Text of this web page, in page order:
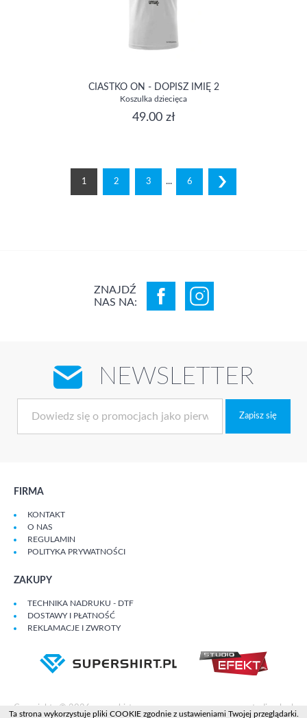
CIASTKO ON - DOPISZ IMIĘ 2
Koszulka dziecięca
49.00 zł
1 2 3 ... 6
ZNAJDŹ
NAS NA:
NEWSLETTER
Zapisz się
FIRMA
KONTAKT
O NAS
REGULAMIN
POLITYKA PRYWATNOŚCI
ZAKUPY
TECHNIKA NADRUKU - DTF
DOSTAWY I PŁATNOŚĆ
REKLAMACJE I ZWROTY
Copyrights © 2026 supershirt studiomh.pl
Ta strona wykorzystuje pliki COOKIE zgodnie z ustawieniami Twojej przeglądarki.